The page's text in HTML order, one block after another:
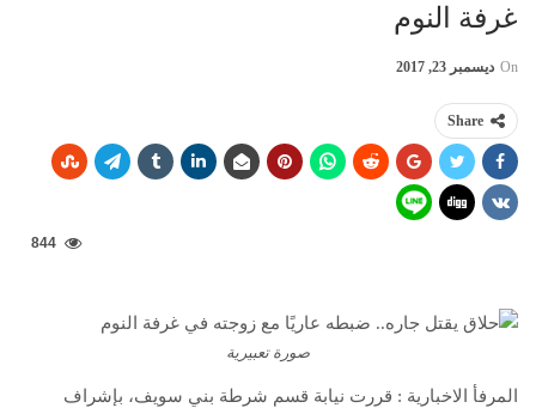
غرفة النوم
On ديسمبر 23, 2017
Share
844
صورة تعبيرية
المرفأ الاخبارية : قررت نيابة قسم شرطة بني سويف، بإشراف